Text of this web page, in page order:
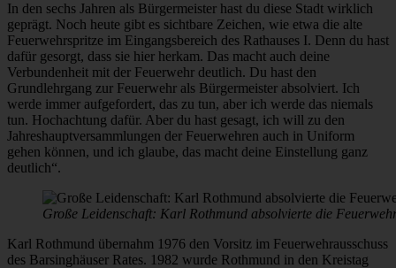
In den sechs Jahren als Bürgermeister hast du diese Stadt wirklich
geprägt. Noch heute gibt es sichtbare Zeichen, wie etwa die alte
Feuerwehrspritze im Eingangsbereich des Rathauses I. Denn du hast
dafür gesorgt, dass sie hier herkam. Das macht auch deine
Verbundenheit mit der Feuerwehr deutlich. Du hast den
Grundlehrgang zur Feuerwehr als Bürgermeister absolviert. Ich
werde immer aufgefordert, das zu tun, aber ich werde das niemals
tun. Hochachtung dafür. Aber du hast gesagt, ich will zu den
Jahreshauptversammlungen der Feuerwehren auch in Uniform
gehen können, und ich glaube, das macht deine Einstellung ganz
deutlich“.
Große Leidenschaft: Karl Rothmund absolvierte die
Karl Rothmund übernahm 1976 den Vorsitz im Feuerwehrausschuss
des Barsinghäuser Rates. 1982 wurde Rothmund in den Kreistag